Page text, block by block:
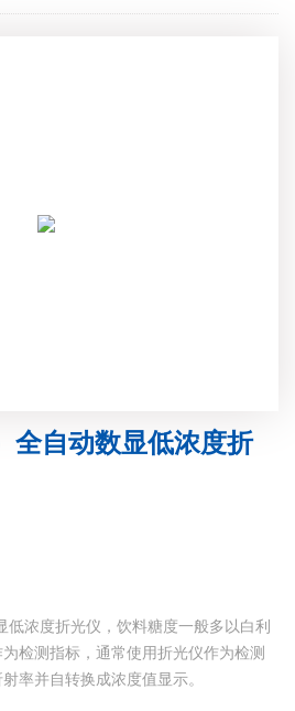
全自动数显低浓度折
低浓度折光仪，饮料糖度一般多以白利
检测指标，通常使用折光仪作为检测
率并自转换成浓度值显示。